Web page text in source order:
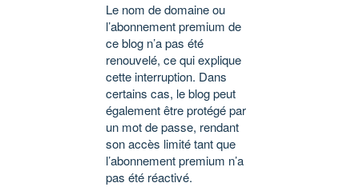
Le nom de domaine ou
l’abonnement premium de
ce blog n’a pas été
renouvelé, ce qui explique
cette interruption. Dans
certains cas, le blog peut
également être protégé par
un mot de passe, rendant
son accès limité tant que
l’abonnement premium n’a
pas été réactivé.